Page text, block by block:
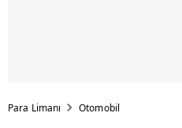
Para Limanı Otomobil